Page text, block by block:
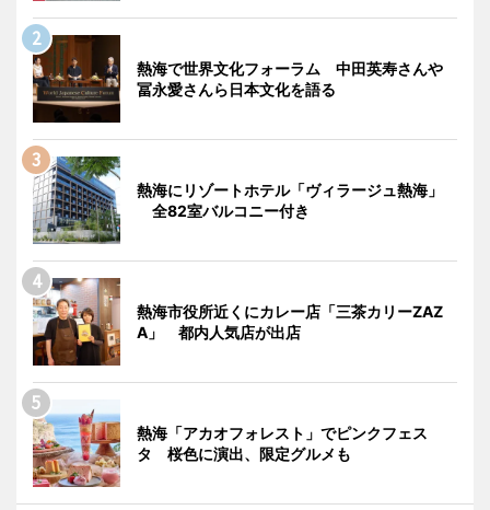
熱海で世界文化フォーラム 中田英寿さんや
冨永愛さんら日本文化を語る
熱海にリゾートホテル「ヴィラージュ熱海」
全82室バルコニー付き
熱海市役所近くにカレー店「三茶カリーZAZ
A」 都内人気店が出店
熱海「アカオフォレスト」でピンクフェス
タ 桜色に演出、限定グルメも